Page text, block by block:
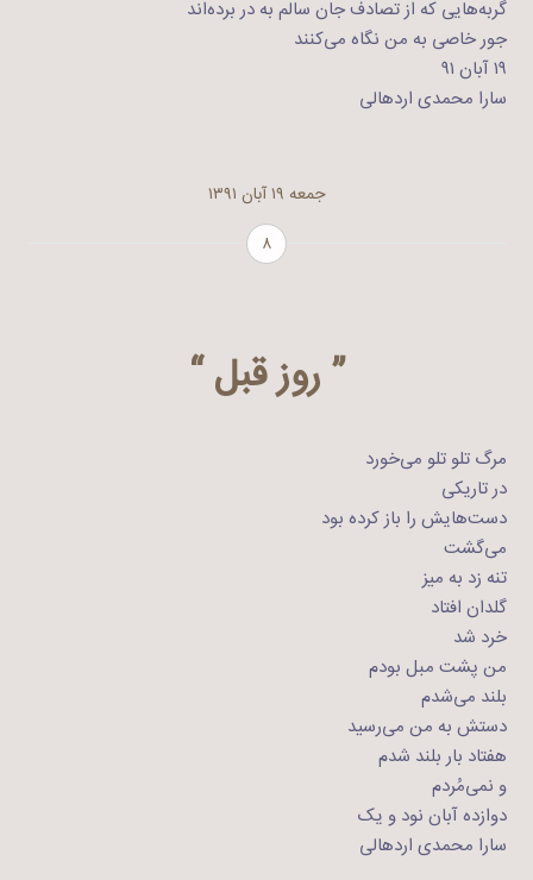
گربه‌هایی که از تصادف جان سالم به در برده‌اند
جور خاصی به من نگاه می‌کنند
۱۹ آبان ۹۱
سارا محمدی اردهالی
جمعه ۱۹ آبان ۱۳۹۱
۸
” روز قبل “
مرگ تلو تلو می‌خورد
در تاریکی
دست‌هایش را باز کرده بود
می‌گشت
تنه زد به میز
گلدان افتاد
خرد شد
من پشت مبل بودم
بلند می‌شدم
دستش به من می‌رسید
هفتاد بار بلند شدم
و نمی‌مُردم
دوازده آبان نود و یک
سارا محمدی اردهالی